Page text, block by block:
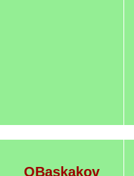
OBaskakov